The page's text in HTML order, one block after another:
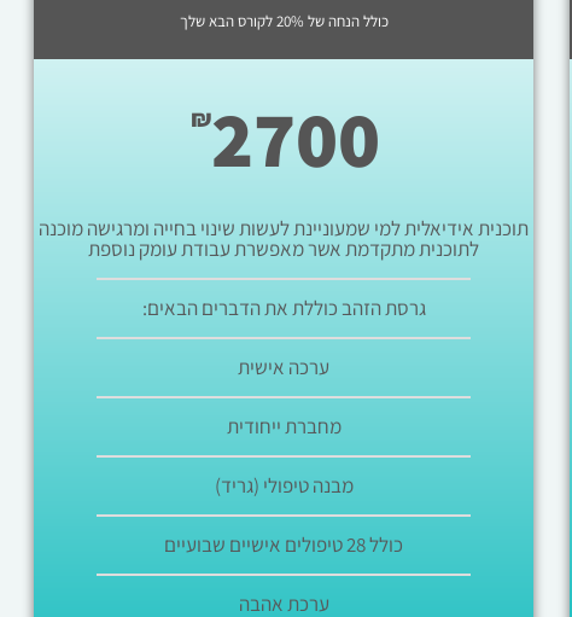
כולל הנחה של 20% לקורס הבא שלך
₪2700
תוכנית אידיאלית למי שמעוניינת לעשות שינוי בחייה ומרגישה מוכנה
לתוכנית מתקדמת אשר מאפשרת עבודת עומק נוספת
גרסת הזהב כוללת את הדברים הבאים:
ערכה אישית
מחברת ייחודית
מבנה טיפולי (גריד)
כולל 28 טיפולים אישיים שבועיים
ערכת אהבה